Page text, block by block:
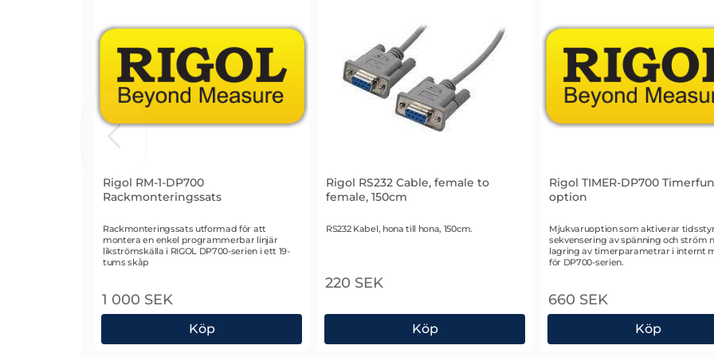
Rigol RM-1-DP700
Rackmonteringssats
Art. nr 1945
Rackmonteringssats utformad för att
montera en enkel programmerbar linjär
likströmskälla i RIGOL DP700-serien i ett 19-
tums skåp
1 000 SEK
Köp
Rigol RM-1-DP700 Rackmonteringssats
Rigol RS232 Cable, female to
female, 150cm
Art. nr 1943
RS232 Kabel, hona till hona, 150cm.
220 SEK
Köp
Rigol RS232 Cable, female to female, 150cm
Rigol TIMER-DP700
option
Art. nr 1942
Mjukvaruoption som aktiverar
sekvensering av spänning och ström
lagring av timerparametrar i internt
för DP700-serien.
660 SEK
Köp
Rigol TIMER-DP700